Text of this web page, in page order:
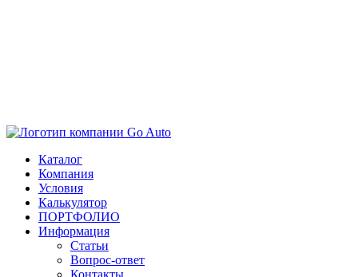
Каталог
Компания
Условия
Калькулятор
ПОРТФОЛИО
Информация
Статьи
Вопрос-ответ
Контакты